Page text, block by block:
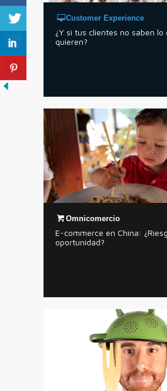
Customer Experience
¿Y si tus clientes no saben lo
quieren?
Omnicomercio
E-commerce en China:
oportunidad?